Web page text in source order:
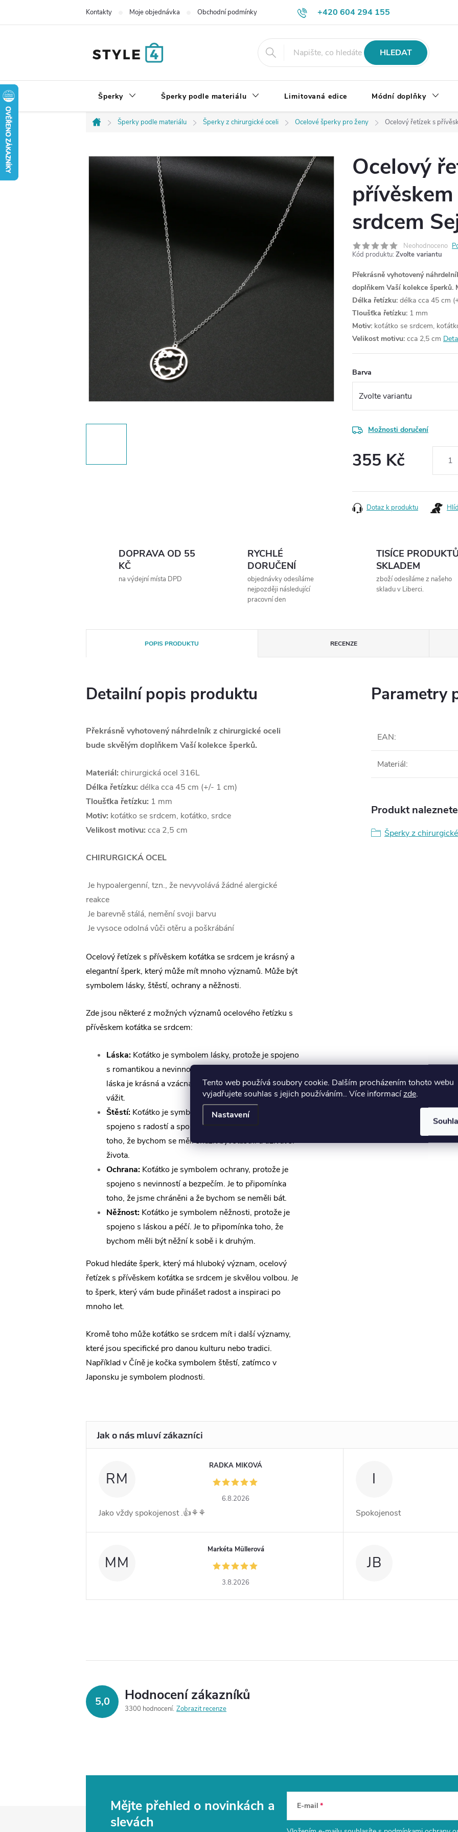
Tento web používá soubory cookie. Dalším procházením tohoto webu
vyjadřujete souhlas s jejich používáním.. Více informacízde.
Nastavení
+420 604 294 155
Kontakty Moje objednávka Obchodní podmínky Výměna, vrácení a reklamace zboží
HLEDAT
Šperky Šperky podle materiálu Limitovaná edice Módní doplňky
Domů
Šperky podle materiálu Šperky z chirurgické oceli Ocelové šperky pro ženy Ocelový řetízek s
Ocelový
srdcem
Neohodnoceno
Kód produktu: Zvolte variantu
Překrásně vyhotovený
doplňkem Vaší kolekce šperků.
Délka řetízku: délka cca 45 cm
Tloušťka řetízku: 1 mm
Motiv: koťátko se srdcem,
Velikost motivu: cca 2,5 cm
Barva
Možnosti doručení
355 Kč
Dotaz k produktu
DOPRAVA OD 55
KČ
na výdejní místa DPD
RYCHLÉ
DORUČENÍ
objednávky odesíláme
nejpozději následující
pracovní den
TISÍCE
SKLADEM
zboží odesíláme z našeho
skladu v Liberci.
POPIS PRODUKTU RECENZE
Detailní popis produktu
Překrásně vyhotovený náhrdelník z chirurgické oceli
bude skvělým doplňkem Vaší kolekce šperků.
Materiál: chirurgická ocel 316L
Délka řetízku: délka cca 45 cm (+/- 1 cm)
Tloušťka řetízku: 1 mm
Motiv: koťátko se srdcem, koťátko, srdce
Velikost motivu: cca 2,5 cm
CHIRURGICKÁ OCEL
Je hypoalergenní, tzn., že nevyvolává žádné alergické
reakce
Je barevně stálá, nemění svoji barvu
Je vysoce odolná vůči otěru a poškrábání
Ocelový řetízek s přívěskem koťátka se srdcem je krásný a
elegantní šperk, který může mít mnoho významů. Může být
symbolem lásky, štěstí, ochrany a něžnosti.
Zde jsou některé z možných významů ocelového řetízku s
přívěskem koťátka se srdcem:
Láska: Koťátko je symbolem lásky, protože je spojeno
s romantikou a nevinností. Je to připomínka toho, že
láska je krásná a vzácná věc, kterou bychom si měli
vážit.
Štěstí: Koťátko je symbolem štěstí, protože je
spojeno s radostí a spokojeností. Je to připomínka
toho, že bychom se měli snažit být šťastní a užívat si
života.
Ochrana: Koťátko je symbolem ochrany, protože je
spojeno s nevinností a bezpečím. Je to připomínka
toho, že jsme chráněni a že bychom se neměli bát.
Něžnost: Koťátko je symbolem něžnosti, protože je
spojeno s láskou a péčí. Je to připomínka toho, že
bychom měli být něžní k sobě i k druhým.
Pokud hledáte šperk, který má hluboký význam, ocelový
řetízek s přívěskem koťátka se srdcem je skvělou volbou. Je
to šperk, který vám bude přinášet radost a inspiraci po
mnoho let.
Kromě toho může koťátko se srdcem mít i další významy,
které jsou specifické pro danou kulturu nebo tradici.
Například v Číně je kočka symbolem štěstí, zatímco v
Japonsku je symbolem plodnosti.
Parametry
EAN:
Materiál:
Produkt
Šperky z
RM
RADKA MIKOVÁ
6.8.2026
Jako vždy spokojenost .👍⚘️⚘️
I
Spokojenost
MM
Markéta Müllerová
3.8.2026
JB
5,0 Hodnocení zákazníků
3300 hodnocení Zobrazit recenze
Mějte přehled o novinkách a
slevách
E-mail